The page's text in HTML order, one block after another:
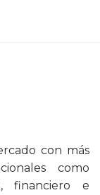
con más
como
financiero e